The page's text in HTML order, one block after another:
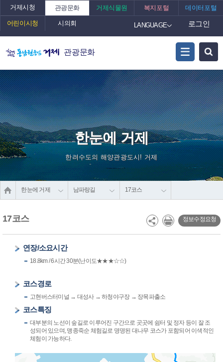
거제시청 관광문화 거제식물원 복지포털 데이터포털
어린이시청 시의회 LANGUAGE 로그인
관광문화
한눈에 거제
한려수도의 해양관광도시! 거제
한눈에 거제 남파랑길 17코스
17코스 정보수정요청
연장/소요시간
18.8km / 6시간 30분(난이도★★★☆☆)
코스경로
고현버스터미널 → 대성사 → 하청야구장 → 장목파출소
코스특징
대부분의 노선이 숲길로 이루어진 구간으로 곳곳에 쉼터 및 정자 등이 잘 조
성되어 있으며, 맹종죽순 체험길로 명명된 대나무 코스가 포함되어 이색적인
체험이 가능하다.